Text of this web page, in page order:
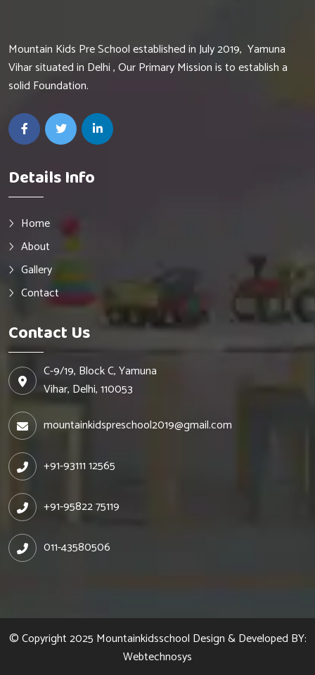
Mountain Kids Pre School established in July 2019, Yamuna
Vihar situated in Delhi , Our Primary Mission is to establish a
solid Foundation.
Details Info
Home
About
Gallery
Contact
Contact Us
C-9/19, Block C, Yamuna
Vihar, Delhi, 110053
mountainkidspreschool2019@gmail.com
+91-93111 12565
+91-95822 75119
011-43580506
© Copyright 2025 Mountainkidsschool Design & Developed BY:
Webtechnosys